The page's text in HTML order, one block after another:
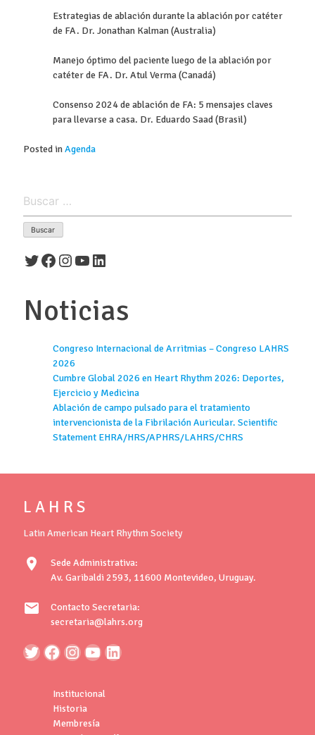
Estrategias de ablación durante la ablación por catéter
de FA. Dr. Jonathan Kalman (Australia)
Manejo óptimo del paciente luego de la ablación por
catéter de FA. Dr. Atul Verma (Canadá)
Consenso 2024 de ablación de FA: 5 mensajes claves
para llevarse a casa. Dr. Eduardo Saad (Brasil)
Posted inAgenda
Twitter
Facebook
Instagram
YouTube
LinkedIn
Noticias
Congreso Internacional de Arritmias – Congreso LAHRS
2026
Cumbre Global 2026 en Heart Rhythm 2026: Deportes,
Ejercicio y Medicina
Ablación de campo pulsado para el tratamiento
intervencionista de la Fibrilación Auricular. Scientific
Statement EHRA/HRS/APHRS/LAHRS/CHRS
L A H R S
Latin American Heart Rhythm Society
location_on
Sede Administrativa:
Av. Garibaldi 2593, 11600 Montevideo, Uruguay.
mail
Contacto Secretaria:
secretaria@lahrs.org
Institucional
Historia
Membresía